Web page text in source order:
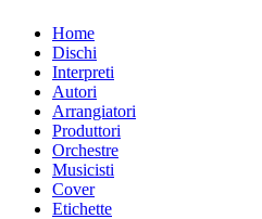
Home
Dischi
Interpreti
Autori
Arrangiatori
Produttori
Orchestre
Musicisti
Cover
Etichette